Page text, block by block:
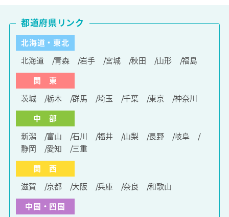
北海道・東北
北海道
青森 岩手 宮城 秋田 山形
福島
関 東
茨城
栃木 群馬 埼玉 千葉 東京
神奈川
中 部
新潟
富山 石川 福井 山梨 長野
岐阜
静岡
愛知
三重
関 西
滋賀
京都 大阪 兵庫 奈良
和歌山
中国・四国
都道府県リンク